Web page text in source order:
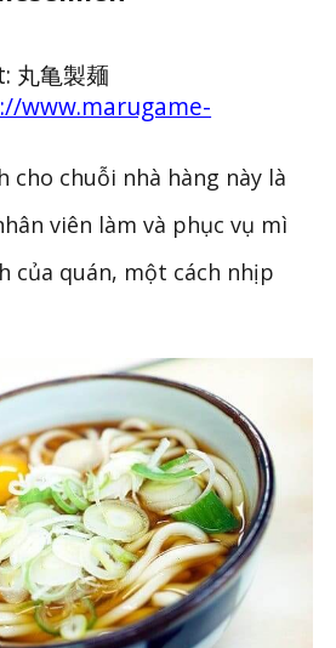
丸亀製麺
www.marugame-
cho chuỗi nhà hàng này là
viên làm và phục vụ mì
của quán, một cách nhịp